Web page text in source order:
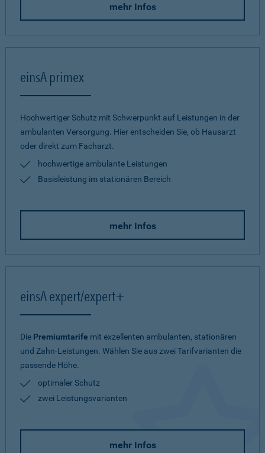
mehr Infos
einsA primex
Hochwertiger Schutz mit Schwerpunkt auf Leistungen in der
ambulanten Versorgung. Hier entscheiden Sie, ob Hausarzt
oder direkt zum Facharzt.
hochwertige ambulante Leistungen
Basisleistung im stationären Bereich
mehr Infos
einsA expert/expert+
Die Premiumtarife mit exzellenten ambulanten, stationären
und Zahn-Leistungen. Wählen Sie aus zwei Tarifvarianten die
passende Höhe.
optimaler Schutz
zwei Leistungsvarianten
mehr Infos